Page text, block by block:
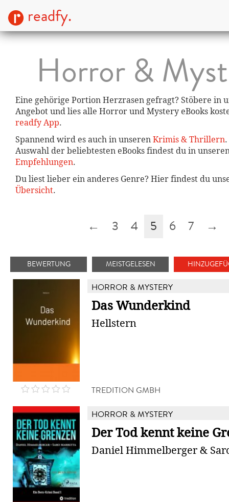
readfy.
Horror &
Eine gehörige Portion Herzrasen gefragt? Stöbere in
Angebot und lies alle Horror und Mystery eBooks
readfy App.
Spannend wird es auch in unserenKrimis & Thrillern
Auswahl der beliebtesten eBooks findest du in
Empfehlungen.
Du liest lieber ein anderes Genre? Hier findest du
Übersicht.
← 3 4 5 6 7 →
BEWERTUNG MEISTGELESEN
HORROR & MYSTERY
Das Wunderkind
Hellstern
TREDITION GMBH
HORROR & MYSTERY
Der Tod kennt keine
Daniel Himmelberger &